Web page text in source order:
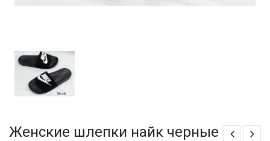
Женские шлепки найк черные